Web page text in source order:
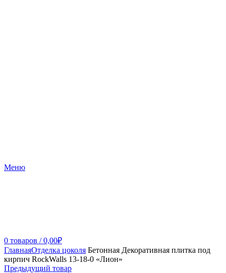
Меню
0 товаров / 0,00₽
ГлавнаяОтделка цоколя Бетонная Декоративная плитка под
кирпич RockWalls 13-18-0 «Лион»
Предыдущий товар